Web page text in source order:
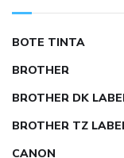
BOTE TINTA
BROTHER
BROTHER DK
BROTHER TZ
CANON